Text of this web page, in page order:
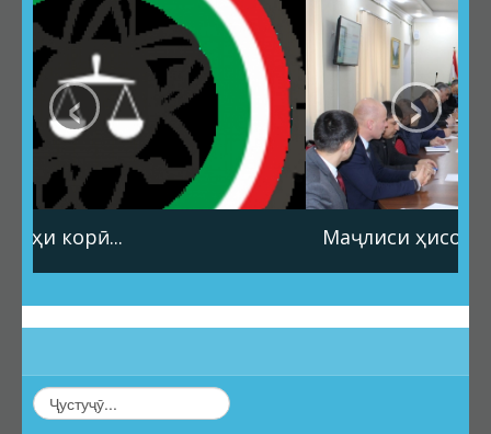
Қоидаҳои бақайдгирии маҷалла
Феҳристи муваққатии маҷаллаҳои тақризшаванда
Саволу ҷавобҳо
Барои унвонҷӯёни дараҷаҳои илмӣ
Барои довталабони унвонҳои илмӣ
Саволҳои маъмул
Навгонӣ
Маълумоти умумӣ
Эълонҳо оид ба ҳимояи диссертатсияҳо
Суроғаи КОА
Қабули эълони ҳимоя
Маҷлиси ҳисоботи солона...
‹ ›